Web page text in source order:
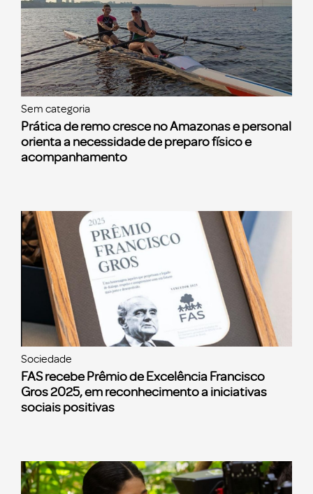
Sem categoria
Prática de remo cresce no Amazonas e personal
orienta a necessidade de preparo físico e
acompanhamento
Sociedade
FAS recebe Prêmio de Excelência Francisco
Gros 2025, em reconhecimento a iniciativas
sociais positivas